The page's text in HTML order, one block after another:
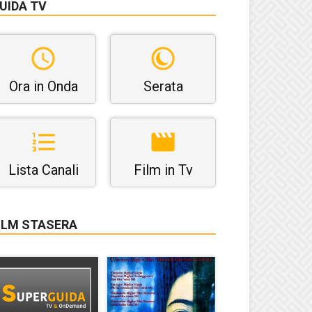
TV
Ora in Onda Serata
Lista Canali Film in Tv
STASERA